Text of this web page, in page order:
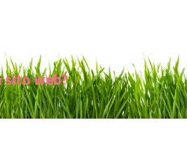
sito web?